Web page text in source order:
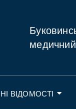
медичний
ВІДОМОСТІ